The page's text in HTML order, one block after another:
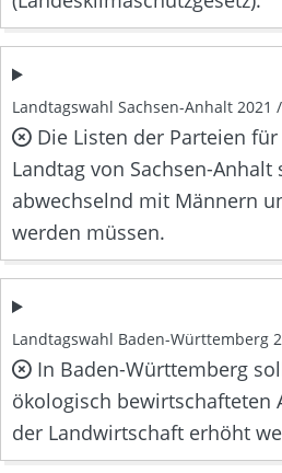
Landtagswahl Sachsen-Anhalt 2021
Die Listen der Parteien
Landtag von Sachsen-Anhalt
abwechselnd mit Männern
werden müssen.
Landtagswahl Baden-Württemberg
In Baden-Württemberg
ökologisch bewirtschafteten
der Landwirtschaft erhöht